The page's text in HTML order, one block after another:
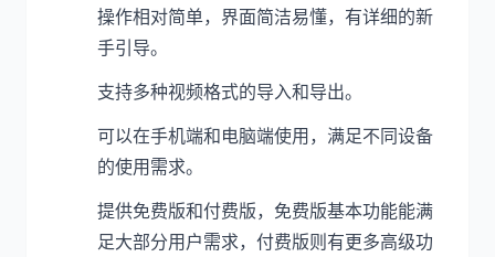
操作相对简单，界面简洁易懂，有详细的新
手引导。
支持多种视频格式的导入和导出。
可以在手机端和电脑端使用，满足不同设备
的使用需求。
提供免费版和付费版，免费版基本功能能满
足大部分用户需求，付费版则有更多高级功